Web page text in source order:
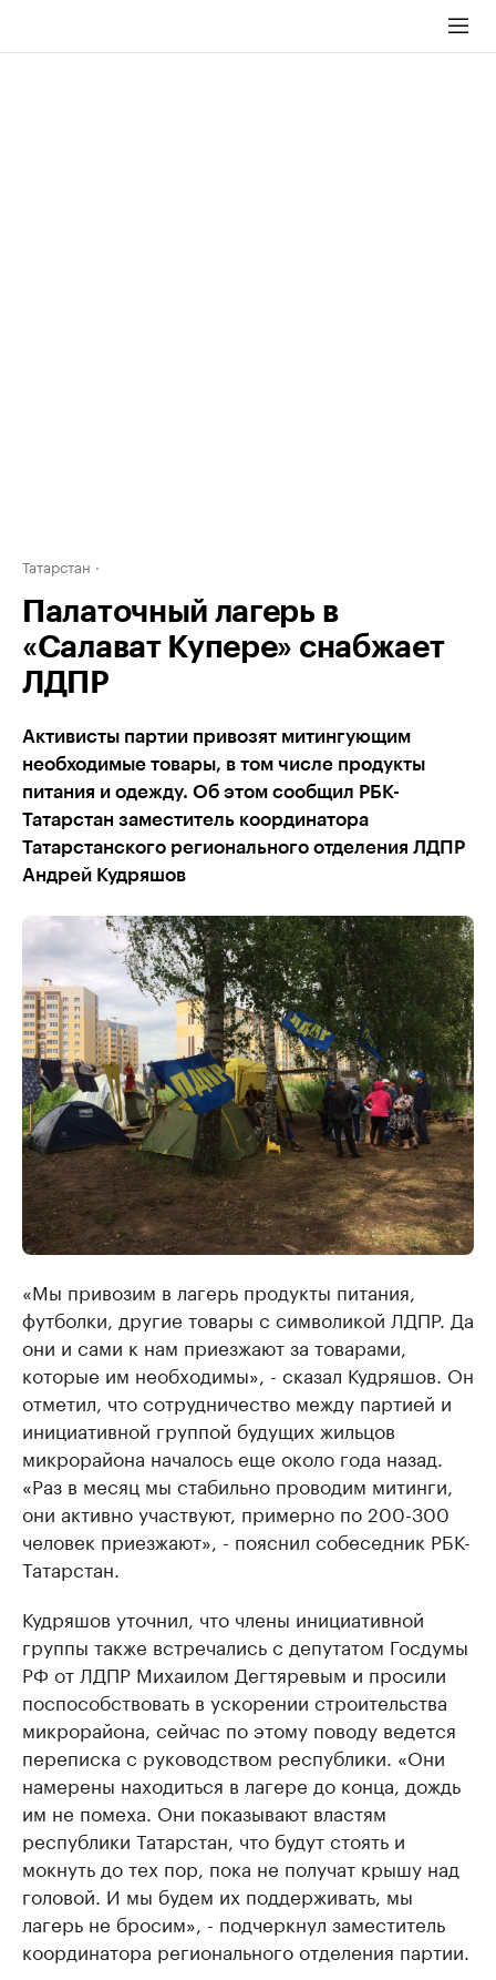
Татарстан
Палаточный лагерь в
«Салават Купере» снабжает
ЛДПР
Активисты партии привозят митингующим
необходимые товары, в том числе продукты
питания и одежду. Об этом сообщил РБК-
Татарстан заместитель координатора
Татарстанского регионального отделения ЛДПР
Андрей Кудряшов
«Мы привозим в лагерь продукты питания,
футболки, другие товары с символикой ЛДПР. Да
они и сами к нам приезжают за товарами,
которые им необходимы», - сказал Кудряшов. Он
отметил, что сотрудничество между партией и
инициативной группой будущих жильцов
микрорайона началось еще около года назад.
«Раз в месяц мы стабильно проводим митинги,
они активно участвуют, примерно по 200-300
человек приезжают», - пояснил собеседник РБК-
Татарстан.
Кудряшов уточнил, что члены инициативной
группы также встречались с депутатом Госдумы
РФ от ЛДПР Михаилом Дегтяревым и просили
поспособствовать в ускорении строительства
микрорайона, сейчас по этому поводу ведется
переписка с руководством республики. «Они
намерены находиться в лагере до конца, дождь
им не помеха. Они показывают властям
республики Татарстан, что будут стоять и
мокнуть до тех пор, пока не получат крышу над
головой. И мы будем их поддерживать, мы
лагерь не бросим», - подчеркнул заместитель
координатора регионального отделения партии.